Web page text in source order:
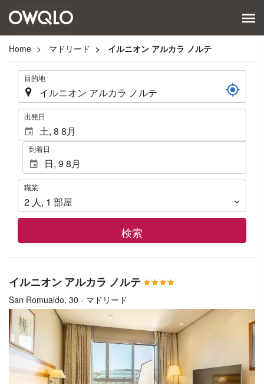
Home マドリード イルニオン アルカラ ノルテ
. 目的地
. 出発日
到着日
職
業
職業
2 人, 1 部屋
検索
イルニオン アルカラ ノルテ
San Romualdo, 30 - マドリード